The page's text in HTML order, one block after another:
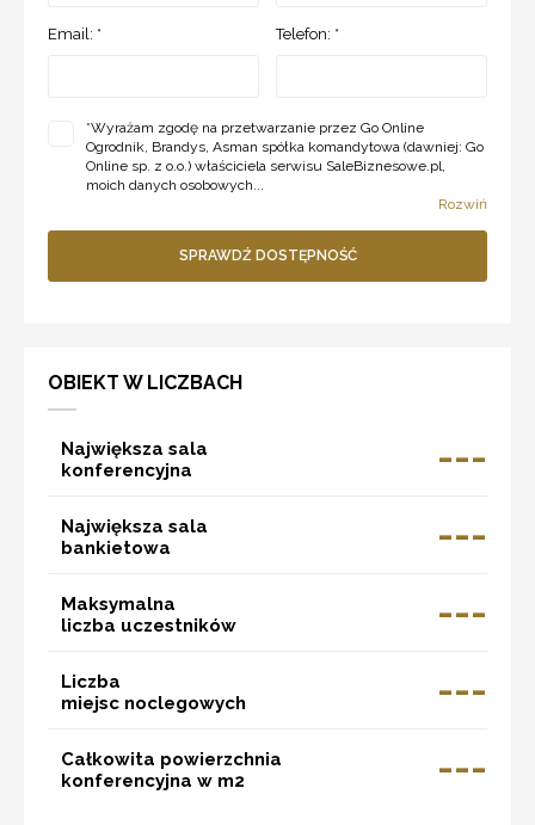
Email: * Telefon: *
*Wyrażam zgodę na przetwarzanie przez Go Online
Ogrodnik, Brandys, Asman spółka komandytowa (dawniej: Go
Online sp. z o.o.) właściciela serwisu SaleBiznesowe.pl,
moich danych osobowych...
Rozwiń
SPRAWDŹ DOSTĘPNOŚĆ
OBIEKT W LICZBACH
Największa sala
konferencyjna
---
Największa sala
bankietowa
---
Maksymalna
liczba uczestników
---
Liczba
miejsc noclegowych
---
Całkowita powierzchnia
konferencyjna w m2
---